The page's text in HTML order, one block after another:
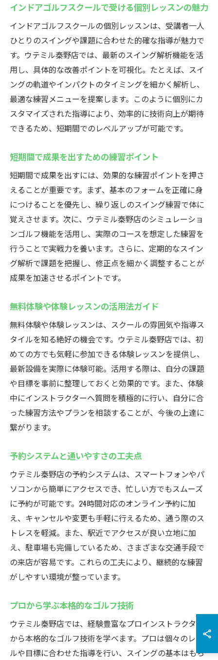
インドアゴルフスクールで受ける個別レッスンの魅力
インドアゴルフスクールの個別レッスンは、受講者一人
ひとりのスイングや課題に合わせた的確な指導が魅力で
す。ウテミル秦野店では、最新のスイング解析機能を活
用し、具体的な改善ポイントを可視化。たとえば、スイ
ングの軌道やインパクトのタイミングを細かく解析し、
最適な練習メニューを提案します。このように個別にカ
スタマイズされた指導により、効率的に技術向上が期待
できるため、短期間でのレベルアップが可能です。
短期間で成果を出すための練習ポイント
短期間で成果を出すには、効果的な練習ポイントを押さ
えることが重要です。まず、基本のフォームを正確に身
につけることを優先し、繰り返しのスイング練習で体に
覚えさせます。次に、ウテミル秦野店のシミュレーショ
ンゴルフ機能を活用し、実際のコースを想定した練習を
行うことで実戦力を養います。さらに、定期的なスイン
グ解析で課題を把握し、修正点を細かく調整することが
成果を加速させるポイントです。
無料体験や体験レッスンの活用法ガイド
無料体験や体験レッスンは、スクールの雰囲気や指導ス
タイルを知る絶好の機会です。ウテミル秦野店では、初
めての方でも気軽に参加できる体験レッスンを提供し、
最新設備を実際に体験可能。活用する際は、自分の課題
や目標を事前に整理しておくと効果的です。また、体験
中にインストラクターへ質問を積極的に行い、自分に合
った練習方法やプランを相談することが、今後の上達に
繋がります。
予約システムと通いやすさの工夫点
ウテミル秦野店の予約システムは、スマートフォンやパ
ソコンから簡単にアクセスでき、忙しい方でもスムーズ
に予約が可能です。24時間対応のオンライン予約に加
え、キャンセルや変更も手軽に行えるため、通う際のス
トレスを軽減。また、駅近でアクセスが良い立地に加
え、駐車場も完備しているため、さまざまな交通手段で
の来店が容易です。これらの工夫により、継続的な練習
がしやすい環境が整っています。
プロから学ぶ本格的なゴルフ技術
ウテミル秦野店では、経験豊富なプロインストラクター
から本格的なゴルフ技術を学べます。プロは個々のレベ
ルや目標に合わせた指導を行い、スイングの基本はもち